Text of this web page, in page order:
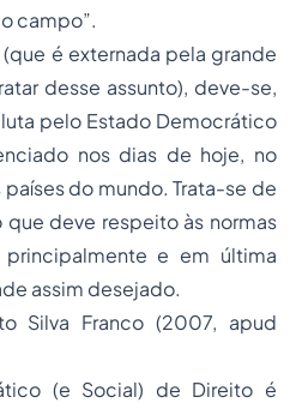
campo”.
é externada pela grande
desse assunto), deve-se,
pelo Estado Democrático
nos dias de hoje, no
do mundo. Trata-se de
que deve respeito às normas
e em última
assim desejado.
Silva Franco (2007, apud
(e Social) de Direito é